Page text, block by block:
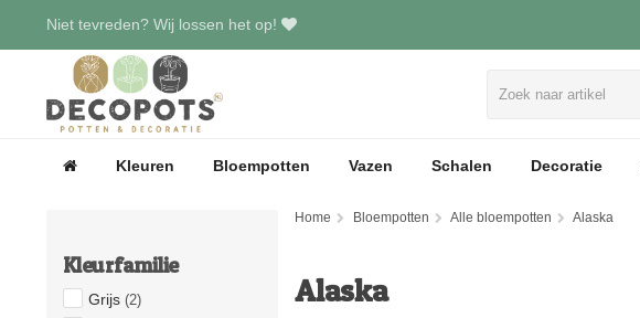
Niet tevreden? Wij lossen het op!
Kleuren Bloempotten Vazen Schalen Decoratie
Kleurfamilie
Grijs (2)
Home Bloempotten Alle bloempotten Alaska
Alaska